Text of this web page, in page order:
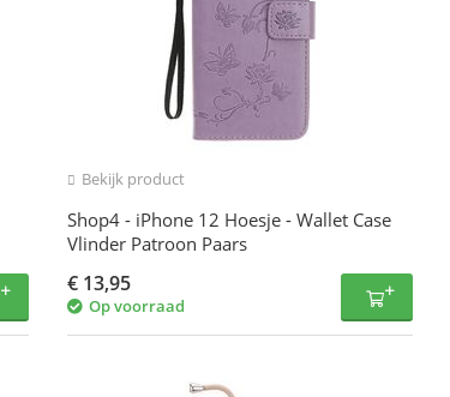
Bekijk product
Shop4 - iPhone 12 Hoesje - Wallet Case
Vlinder Patroon Paars
€ 13,95
Op voorraad